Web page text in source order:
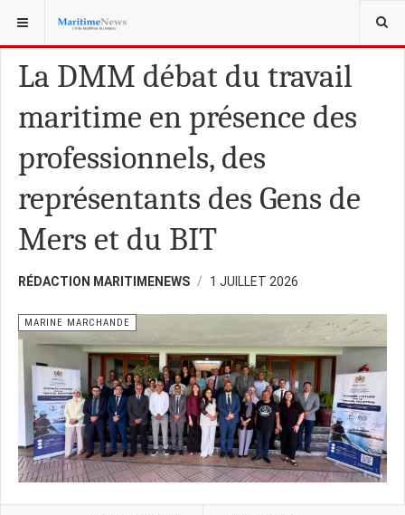
VOUS ÊTES ICI :
La DMM débat du travail
maritime en présence des
professionnels, des
représentants des Gens de
Mers et du BIT
RÉDACTION MARITIMENEWS 1 JUILLET 2026
MARINE MARCHANDE